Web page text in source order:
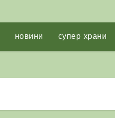
новини супер храни